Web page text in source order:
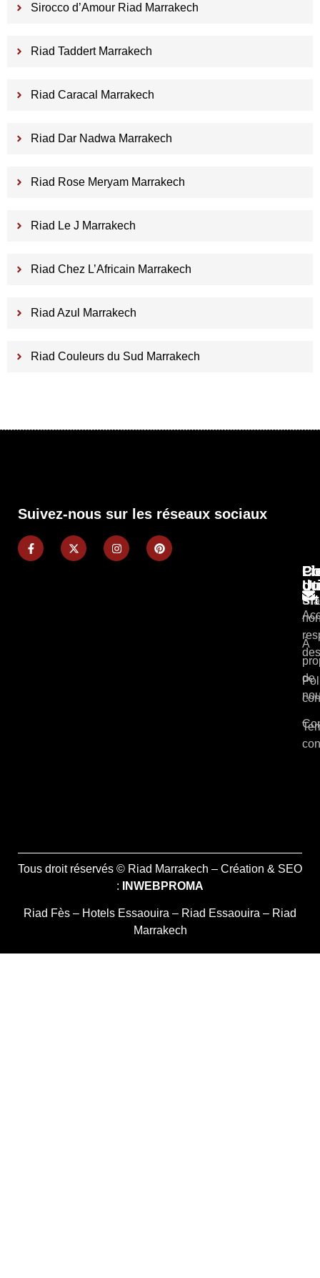
Sirocco d’Amour Riad Marrakech
Riad Taddert Marrakech
Riad Caracal Marrakech
Riad Dar Nadwa Marrakech
Riad Rose Meryam Marrakech
Riad Le J Marrakech
Riad Chez L’Africain Marrakech
Riad Azul Marrakech
Riad Couleurs du Sud Marrakech
Suivez-nous sur les réseaux sociaux
du
À
de
Tous droit réservés © Riad Marrakech – Création & SEO
:
INWEBPROMA
Riad Fès – Hotels Essaouira – Riad Essaouira – Riad
Marrakech